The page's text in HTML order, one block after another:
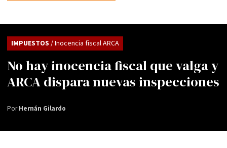
No hay inocencia fiscal que valga y
ARCA dispara nuevas inspecciones
IMPUESTOS / Inocencia fiscal ARCA
PorHernán Gilardo